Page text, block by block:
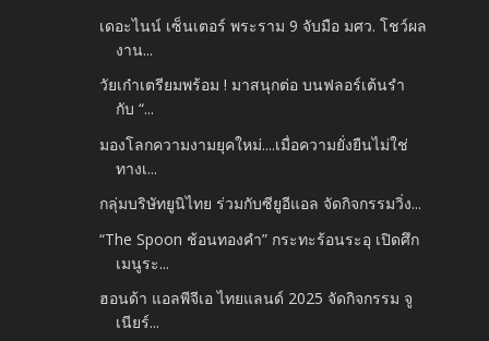
เดอะไนน์ เซ็นเตอร์ พระราม 9 จับมือ มศว. โชว์ผล
งาน...
วัยเก๋าเตรียมพร้อม ! มาสนุกต่อ บนฟลอร์เต้นรำ
กับ “...
มองโลกความงามยุคใหม่....เมื่อความยั่งยืนไม่ใช่
ทางเ...
กลุ่มบริษัทยูนิไทย ร่วมกับซียูอีแอล จัดกิจกรรมวิ่ง...
“The Spoon ช้อนทองคำ” กระทะร้อนระอุ เปิดศึก
เมนูระ...
ฮอนด้า แอลพีจีเอ ไทยแลนด์ 2025 จัดกิจกรรม จู
เนียร์...